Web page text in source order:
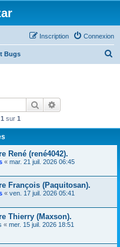
Connexion
Inscription
Bugs
Rechercher
1 sur 1
René (rené4042).
« mar. 21 juil. 2026 06:45
François (Paquitosan).
« ven. 17 juil. 2026 05:41
Thierry (Maxson).
« mer. 15 juil. 2026 18:51